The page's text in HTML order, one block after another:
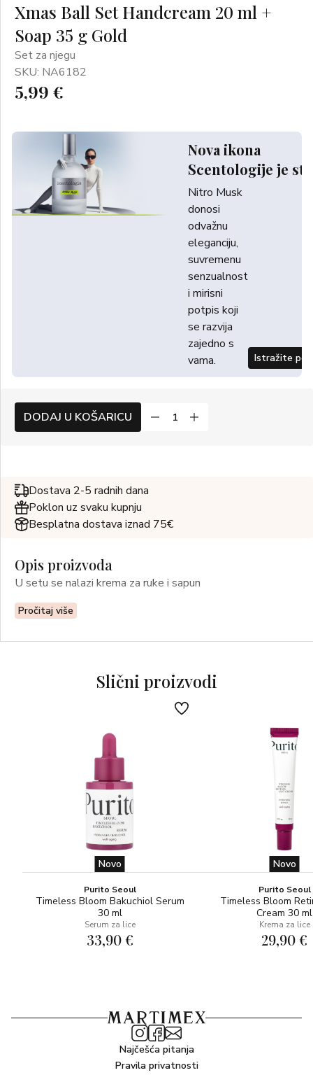
Xmas Ball Set Handcream 20 ml +
Soap 35 g Gold
Set za njegu
SKU: NA6182
5,99 €
Nova ikona
Scentologije je
Nitro Musk
donosi
odvažnu
eleganciju,
suvremenu
senzualnost
i mirisni
potpis koji
se razvija
zajedno s
vama.
Istražite
DODAJ U KOŠARICU
Dostava 2-5 radnih dana
Poklon uz svaku kupnju
Besplatna dostava iznad 75€
Opis proizvoda
U setu se nalazi krema za ruke i sapun
Pročitaj više
Slični proizvodi
Novo
Purito Seoul
Timeless Bloom Bakuchiol Serum
30 ml
Serum za lice
33,90 €
Novo
Purito Seoul
Timeless Bloom
Cream 30 ml
Krema za lice
29,90 €
Najčešća pitanja
Pravila privatnosti